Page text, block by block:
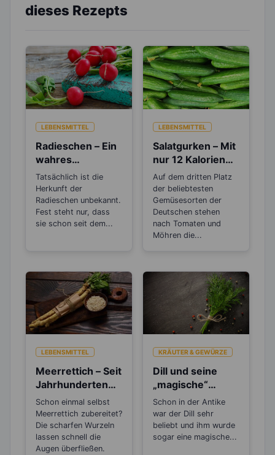
dieses Rezepts
LEBENSMITTEL
Radieschen – Ein
wahres
Antibiotikum
Tatsächlich ist die
Herkunft der
Radieschen unbekannt.
Fest steht nur, dass
sie schon seit dem...
LEBENSMITTEL
Salatgurken – Mit
nur 12 Kalorien
sind sie wahre
Schlankmacher!
Auf dem dritten Platz
der beliebtesten
Gemüsesorten der
Deutschen stehen
nach Tomaten und
Möhren die...
LEBENSMITTEL
Meerrettich – Seit
Jahrhunderten
als Heilpflanze
bekannt!
Schon einmal selbst
Meerrettich zubereitet?
Die scharfen Wurzeln
lassen schnell die
Augen überfließen.
KRÄUTER & GEWÜRZE
Dill und seine
„magische“
Wirkung
Schon in der Antike
war der Dill sehr
beliebt und ihm wurde
sogar eine magische...